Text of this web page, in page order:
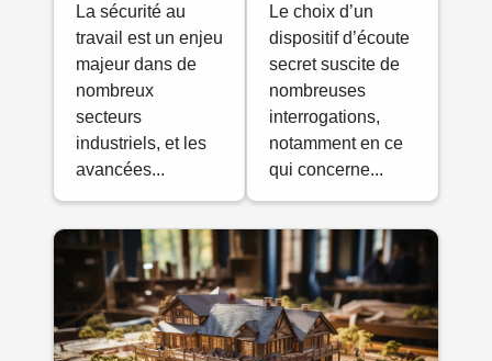
industriels
améliorent-
elles la
sécurité au
travail ?
La sécurité au
travail est un enjeu
majeur dans de
nombreux
secteurs
industriels, et les
avancées...
d'écoute
secret pour
vos besoins
?
Le choix d’un
dispositif d’écoute
secret suscite de
nombreuses
interrogations,
notamment en ce
qui concerne...